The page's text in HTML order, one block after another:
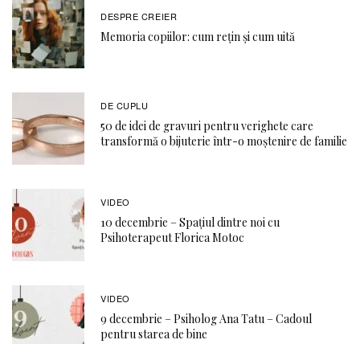
DESPRE CREIER
Memoria copiilor: cum rețin și cum uită
DE CUPLU
50 de idei de gravuri pentru verighete care
transformă o bijuterie într-o moștenire de familie
VIDEO
10 decembrie – Spațiul dintre noi cu
Psihoterapeut Florica Motoc
VIDEO
9 decembrie – Psiholog Ana Tatu – Cadoul
pentru starea de bine